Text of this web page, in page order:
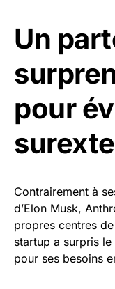
Un
pour
Contrairement à
d’Elon Musk,
propres centres
startup a surpris le
pour ses besoins